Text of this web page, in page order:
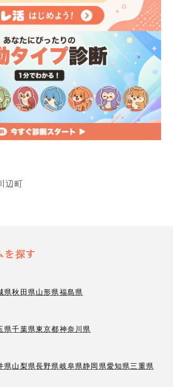
辺町
を探す
県秋田県山形県福島県
県千葉県東京都神奈川県
県山梨県長野県岐阜県静岡県愛知県三重県